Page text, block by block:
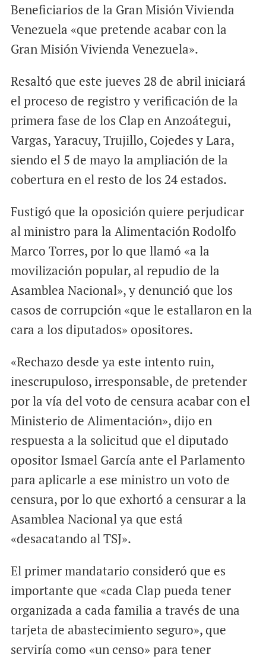
Beneficiarios de la Gran Misión Vivienda
Venezuela «que pretende acabar con la
Gran Misión Vivienda Venezuela».
Resaltó que este jueves 28 de abril iniciará
el proceso de registro y verificación de la
primera fase de los Clap en Anzoátegui,
Vargas, Yaracuy, Trujillo, Cojedes y Lara,
siendo el 5 de mayo la ampliación de la
cobertura en el resto de los 24 estados.
Fustigó que la oposición quiere perjudicar
al ministro para la Alimentación Rodolfo
Marco Torres, por lo que llamó «a la
movilización popular, al repudio de la
Asamblea Nacional», y denunció que los
casos de corrupción «que le estallaron en la
cara a los diputados» opositores.
«Rechazo desde ya este intento ruin,
inescrupuloso, irresponsable, de pretender
por la vía del voto de censura acabar con el
Ministerio de Alimentación», dijo en
respuesta a la solicitud que el diputado
opositor Ismael García ante el Parlamento
para aplicarle a ese ministro un voto de
censura, por lo que exhortó a censurar a la
Asamblea Nacional ya que está
«desacatando al TSJ».
El primer mandatario consideró que es
importante que «cada Clap pueda tener
organizada a cada familia a través de una
tarjeta de abastecimiento seguro», que
serviría como «un censo» para tener